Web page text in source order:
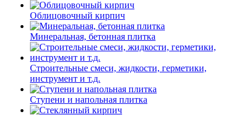
Облицовочный кирпич
Минеральная, бетонная плитка
Строительные смеси, жидкости, герметики,
инструмент и т.д.
Ступени и напольная плитка